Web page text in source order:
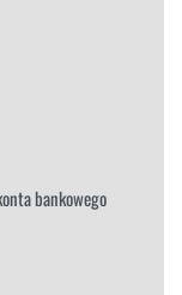
bankowego